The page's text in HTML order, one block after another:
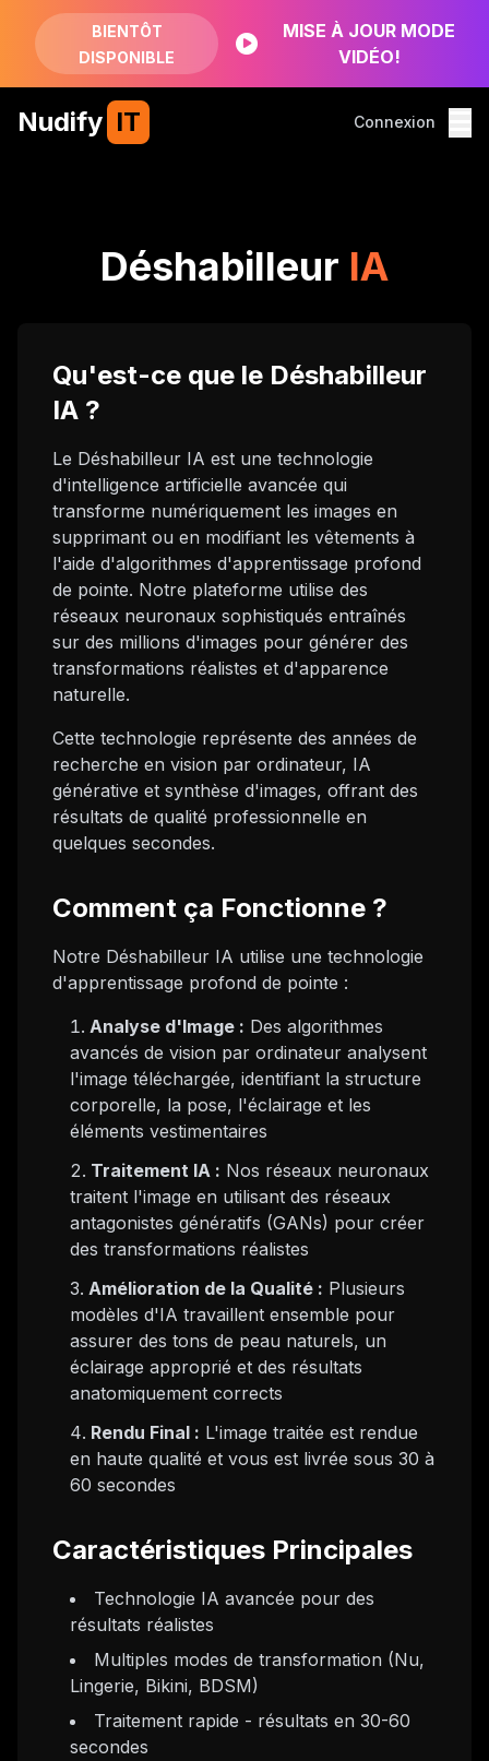
BIENTÔT
DISPONIBLE
MISE À JOUR MODE
VIDÉO!
Nudify IT Connexion
Déshabilleur IA
Qu'est-ce que le Déshabilleur
IA ?
Le Déshabilleur IA est une technologie
d'intelligence artificielle avancée qui
transforme numériquement les images en
supprimant ou en modifiant les vêtements à
l'aide d'algorithmes d'apprentissage profond
de pointe. Notre plateforme utilise des
réseaux neuronaux sophistiqués entraînés
sur des millions d'images pour générer des
transformations réalistes et d'apparence
naturelle.
Cette technologie représente des années de
recherche en vision par ordinateur, IA
générative et synthèse d'images, offrant des
résultats de qualité professionnelle en
quelques secondes.
Comment ça Fonctionne ?
Notre Déshabilleur IA utilise une technologie
d'apprentissage profond de pointe :
Analyse d'Image : Des algorithmes
avancés de vision par ordinateur analysent
l'image téléchargée, identifiant la structure
corporelle, la pose, l'éclairage et les
éléments vestimentaires
Traitement IA : Nos réseaux neuronaux
traitent l'image en utilisant des réseaux
antagonistes génératifs (GANs) pour créer
des transformations réalistes
Amélioration de la Qualité : Plusieurs
modèles d'IA travaillent ensemble pour
assurer des tons de peau naturels, un
éclairage approprié et des résultats
anatomiquement corrects
Rendu Final : L'image traitée est rendue
en haute qualité et vous est livrée sous 30 à
60 secondes
Caractéristiques Principales
Technologie IA avancée pour des
résultats réalistes
Multiples modes de transformation (Nu,
Lingerie, Bikini, BDSM)
Traitement rapide - résultats en 30-60
secondes